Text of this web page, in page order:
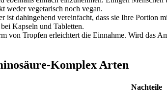
weder vegetarisch noch vegan.
ist dahingehend vereinfacht, dass sie Ihre Portion
Kapseln und Tabletten.
von Tropfen erleichtert die Einnahme. Wird das
Komplex Arten
Nachteile